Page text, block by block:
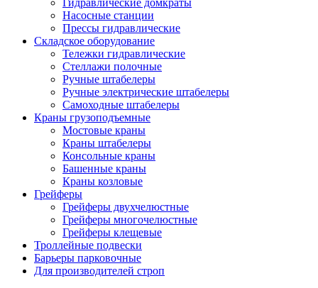
Гидравлические домкраты
Насосные станции
Прессы гидравлические
Складское оборудование
Тележки гидравлические
Cтеллажи полочные
Ручные штабелеры
Ручные электрические штабелеры
Самоходные штабелеры
Краны грузоподъемные
Мостовые краны
Краны штабелеры
Консольные краны
Башенные краны
Краны козловые
Грейферы
Грейферы двухчелюстные
Грейферы многочелюстные
Грейферы клещевые
Троллейные подвески
Барьеры парковочные
Для производителей строп